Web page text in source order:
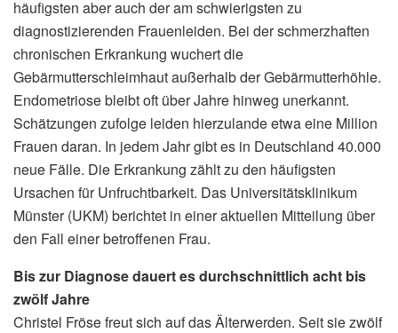
häufigsten aber auch der am schwierigsten zu
diagnostizierenden Frauenleiden. Bei der schmerzhaften
chronischen Erkrankung wuchert die
Gebärmutterschleimhaut außerhalb der Gebärmutterhöhle.
Endometriose bleibt oft über Jahre hinweg unerkannt.
Schätzungen zufolge leiden hierzulande etwa eine Million
Frauen daran. In jedem Jahr gibt es in Deutschland 40.000
neue Fälle. Die Erkrankung zählt zu den häufigsten
Ursachen für Unfruchtbarkeit. Das Universitätsklinikum
Münster (UKM) berichtet in einer aktuellen Mitteilung über
den Fall einer betroffenen Frau.
Bis zur Diagnose dauert es durchschnittlich acht bis
zwölf Jahre
Christel Fröse freut sich auf das Älterwerden. Seit sie zwölf